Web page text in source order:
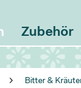
Zubehör
Bitter &